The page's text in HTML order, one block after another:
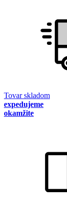
Tovar skladom
expedujeme
okamžite